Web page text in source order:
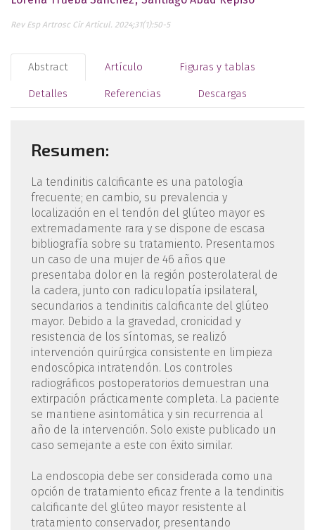
Rev Esp Artrosc Cir Articul. 2024;31(1):50-5
Abstract Artículo Figuras y tablas
Detalles Referencias Descargas
Resumen:
La tendinitis calcificante es una patología
frecuente; en cambio, su prevalencia y
localización en el tendón del glúteo mayor es
extremadamente rara y se dispone de escasa
bibliografía sobre su tratamiento. Presentamos
un caso de una mujer de 46 años que
presentaba dolor en la región posterolateral de
la cadera, junto con radiculopatía ipsilateral,
secundarios a tendinitis calcificante del glúteo
mayor. Debido a la gravedad, cronicidad y
resistencia de los síntomas, se realizó
intervención quirúrgica consistente en limpieza
endoscópica intratendón. Los controles
radiográficos postoperatorios demuestran una
extirpación prácticamente completa. La paciente
se mantiene asintomática y sin recurrencia al
año de la intervención. Solo existe publicado un
caso semejante a este con éxito similar.
La endoscopia debe ser considerada como una
opción de tratamiento eficaz frente a la tendinitis
calcificante del glúteo mayor resistente al
tratamiento conservador, presentando